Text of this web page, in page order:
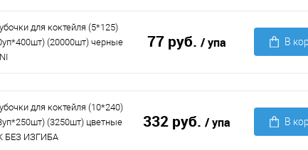
для коктейля (5*125)
(20000шт) черные
77 руб. / упа В
для коктейля (10*240)
(3250шт) цветные
БЕЗ ИЗГИБА
332 руб. / упа В